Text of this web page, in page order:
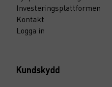
Investeringsplattformen
Kontakt
Logga in
Kundskydd